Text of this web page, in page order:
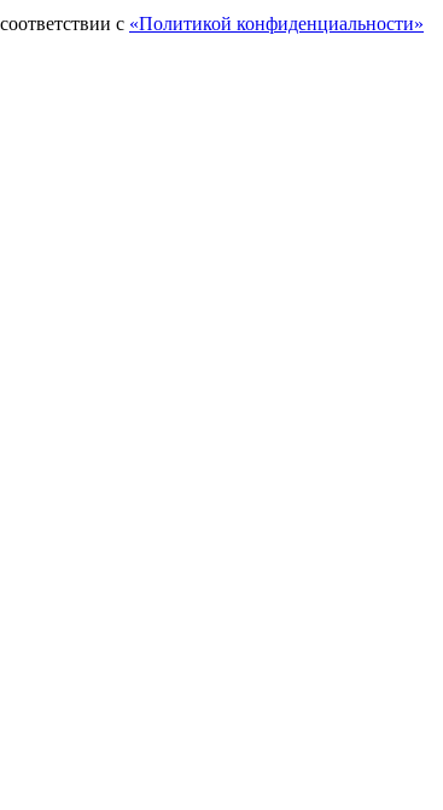
с «Политикой конфиденциальности»